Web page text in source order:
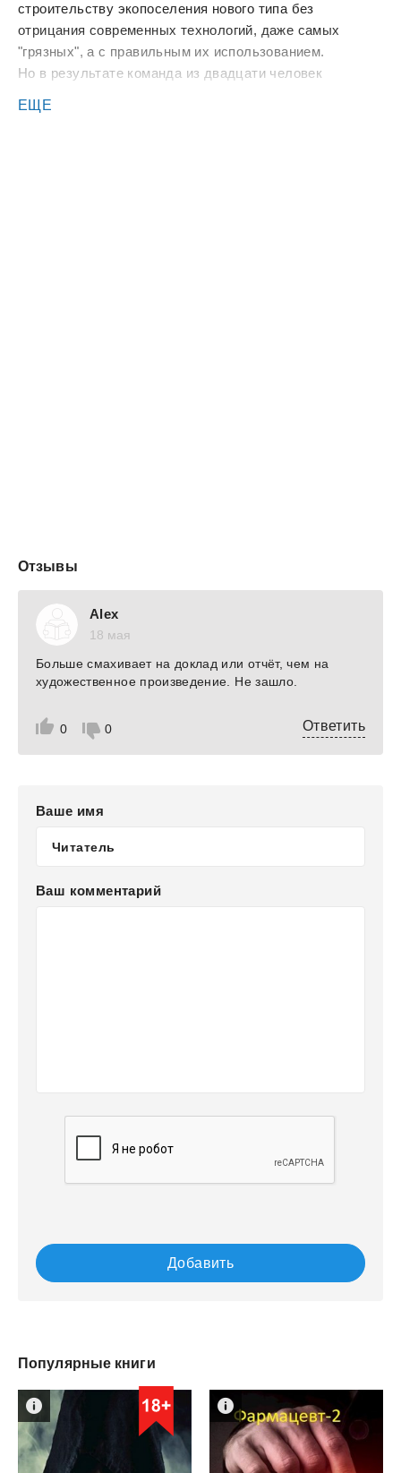
строительству экопоселения нового типа без
отрицания современных технологий, даже самых
"грязных", а с правильным их использованием.
Но в результате команда из двадцати человек
своим оборудованием, да ещё и в лесной глуши.
ЕЩЕ
Отзывы
Alex
18 мая
0 0
Больше смахивает на доклад или отчёт, чем на
художественное произведение. Не зашло.
Ответить
Ваше имя
Ваш комментарий
Добавить
Популярные книги